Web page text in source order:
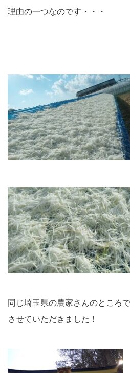
理由の一つなのです・・・
同じ埼玉県の農家さんのところ
させていただきました！